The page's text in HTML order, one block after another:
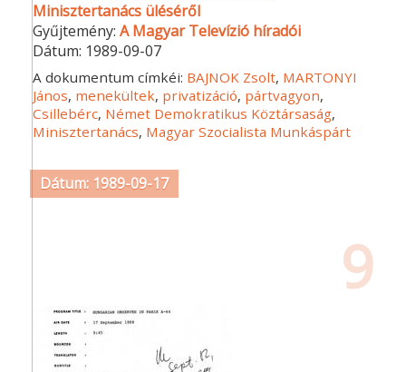
Minisztertanács üléséről
Gyűjtemény:A Magyar Televízió híradói
Dátum: 1989-09-07
A dokumentum címkéi: BAJNOK Zsolt, MARTONYI
János, menekültek, privatizáció, pártvagyon,
Csillebérc, Német Demokratikus Köztársaság,
Minisztertanács, Magyar Szocialista Munkáspárt
Dátum: 1989-09-17
9